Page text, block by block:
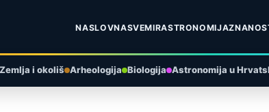
NASLOVNASVEMIRASTRONOMIJA
Zemlja i okoliš Arheologija Biologija Astronomija u